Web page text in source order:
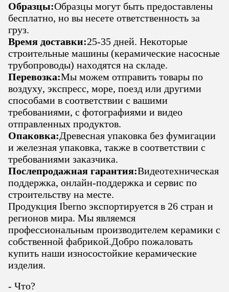
Образцы:Образцы могут быть предоставлены
бесплатно, но вы несете ответственность за
груз.
Время доставки:25-35 дней. Некоторые
строительные машины (керамические насосные
трубопроводы) находятся на складе.
Перевозка:Мы можем отправить товары по
воздуху, экспресс, море, поезд или другими
способами в соответствии с вашими
требованиями, с фотографиями и видео
отправленных продуктов.
Опаковка:Древесная упаковка без фумигации
и железная упаковка, также в соответствии с
требованиями заказчика.
Послепродажная гарантия:Видеотехническая
поддержка, онлайн-поддержка и сервис по
строительству на месте.
Продукция Iberno экспортируется в 26 стран и
регионов мира. Мы являемся
профессиональным производителем керамики с
собственной фабрикой.Добро пожаловать
купить наши износостойкие керамические
изделия.
- Что?